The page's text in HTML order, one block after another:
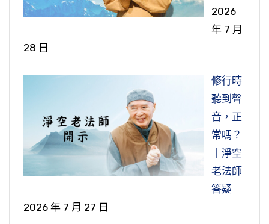
2026
年 7 月
28 日
修行時
聽到聲
音，正
常嗎？
｜淨空
老法師
答疑
2026 年 7 月 27 日